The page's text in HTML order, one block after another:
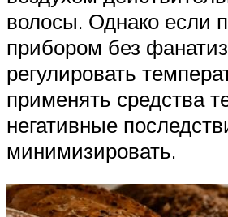
волосы. Однако если
прибором без
регулировать
применять средства
негативные
минимизировать.